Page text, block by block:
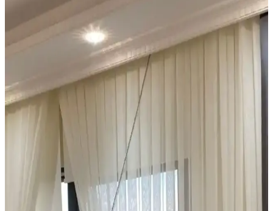
Uygun fiyatlı tüller, çeşitli renk ve doku seçenekleriyle
dekorasyonda estetik ve fonksiyonel çözümler sunar. Kalite ve
bakım ipuçlarıyla uzun ömürlü kullanım sağlar.
İkea Desenli Rulo Perdeler: Estetik ve
Fonksiyonelliği Bir Arada Sunan Çözümler
İkea desenli rulo perdeler, çeşitli desen ve renk seçenekleriyle estetik
ve fonksiyonellik sunar. Dayanıklı malzemeleri ve kolay
mekanizmasıyla iç mekan dekorasyonunuza pratik çözümler getirir.
Pencere Perde Sistemlerinde Montaj Derinliği ve
Estetik Seçeneklerin Önemi
Pencere kasası derinliği, perde ve panjur montajında kritik rol oynar.
İç ve dış montaj seçenekleri, yüzey özellikleri ve panjur kalınlığı
estetik ve işlevsellik açısından değerlendirilir.